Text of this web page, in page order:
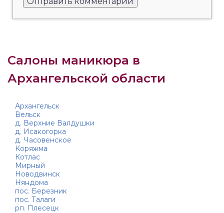
Салоны маникюра в
Архангельской области
Архангельск
Вельск
д. Верхние Валдушки
д. Исакогорка
д. Часовенское
Коряжма
Котлас
Мирный
Новодвинск
Няндома
пос. Березник
пос. Талаги
рп. Плесецк